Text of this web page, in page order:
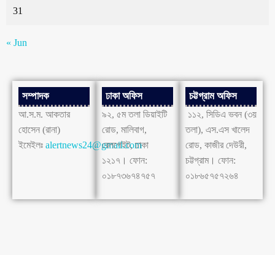
31
« Jun
সম্পাদক
আ.স.ম. আকতার
হোসেন (রানা)
ইমেইলঃ alertnews24@gmail.com
ঢাকা অফিস
৯২, ৫ম তলা ডিয়াইটি
রোড, মালিবাগ,
রেলগেইট, ঢাকা
১২১৭। ফোন:
০১৮৭৩৬৭৪৭৫৭
চট্টগ্রাম অফিস
১১২, সিডিএ ভবন (৩য়
তলা), এস.এস খালেদ
রোড, কাজীর দেউরী,
চট্টগ্রাম। ফোন:
০১৮৬৫৭৫৭২৬৪